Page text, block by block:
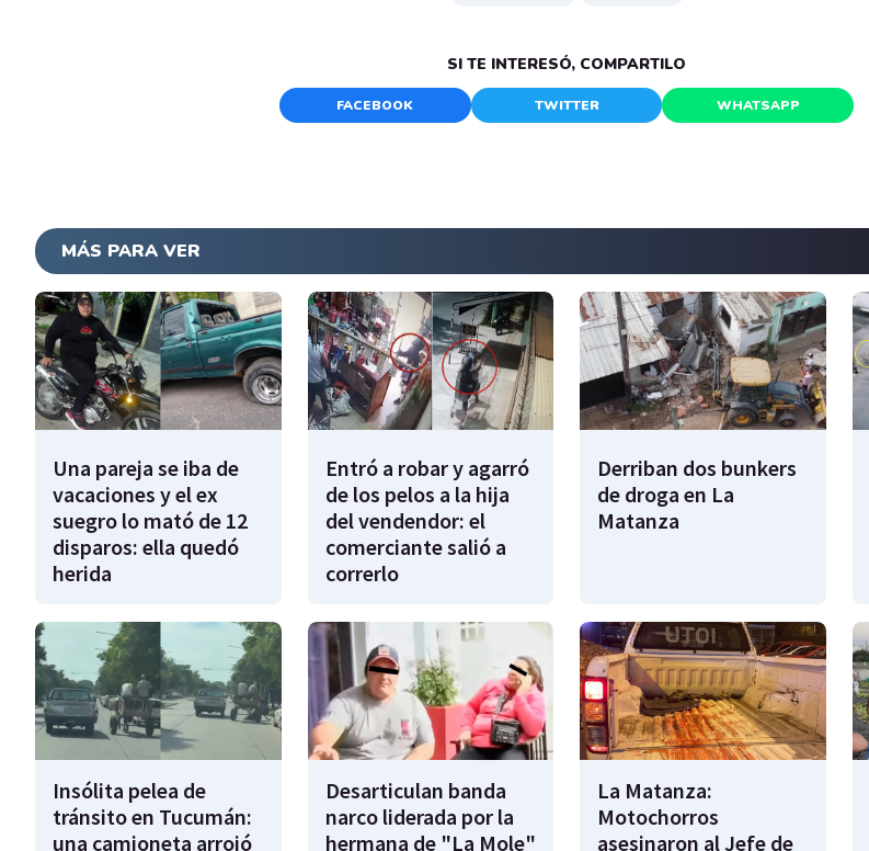
SI TE INTERESÓ, COMPARTILO
FACEBOOK TWITTER WHATSAPP
MÁS PARA VER
Una pareja se iba de
vacaciones y el ex
suegro lo mató de 12
disparos: ella quedó
herida
Entró a robar y agarró
de los pelos a la hija
del vendendor: el
comerciante salió a
correrlo
Derriban dos bunkers
de droga en La
Matanza
Insólita pelea de
tránsito en Tucumán:
una camioneta arrojó
Desarticulan banda
narco liderada por la
hermana de "La Mole"
La Matanza:
Motochorros
asesinaron al Jefe de